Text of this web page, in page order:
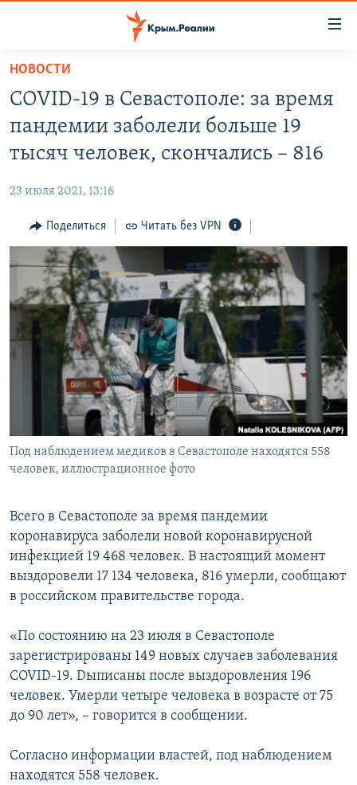
Вернуться
основному
содержанию
главной
Вернутся
поиску
11 ЛЕТ ОККУПАЦИИ КРЫМА. 11 ИСТОРИЙ СОПРОТИВЛЕНИЯ
ЕЩЕ
ИНТЕРАКТИВ
ИНФОГРАФИКА
ТЕЛЕПРОЕКТ КРЫМ.РЕАЛИИ
СОВЕТЫ ПРАВОЗАЩИТНИКОВ
ПРОПАВШИЕ БЕЗ ВЕСТИ
ПОБЕДИТЕЛЕЙ НЕ СУДЯТ?
КРЫМ.НЕПОКОРЕННЫЙ
УКРАИНСКАЯ ПРОБЛЕМА КРЫМА
РАДІО СВОБОДА
КАК ОБОЙТИ БЛОКИРОВКУ
Українською
Qırımtatar
ПРИСОЕДИНЯЙТЕСЬ!
Все сайты RFE/RL
НОВОСТИ
COVID-19 в Севастополе: за время
пандемии заболели больше 19
тысяч человек, скончались – 816
23 июля 2021, 13:16
Поделиться Читать без VPN
Под наблюдением медиков в Севастополе находятся 558
человек, иллюстрационное фото
Всего в Севастополе за время пандемии
коронавируса заболели новой коронавирусной
инфекцией 19 468 человек. В настоящий момент
выздоровели 17 134 человека, 816 умерли, сообщают
в российском правительстве города.
«По состоянию на 23 июля в Севастополе
зарегистрированы 149 новых случаев заболевания
COVID-19. Dыписаны после выздоровления 196
человек. Умерли четыре человека в возрасте от 75
до 90 лет», – говорится в сообщении.
Согласно информации властей, под наблюдением
находятся 558 человек.